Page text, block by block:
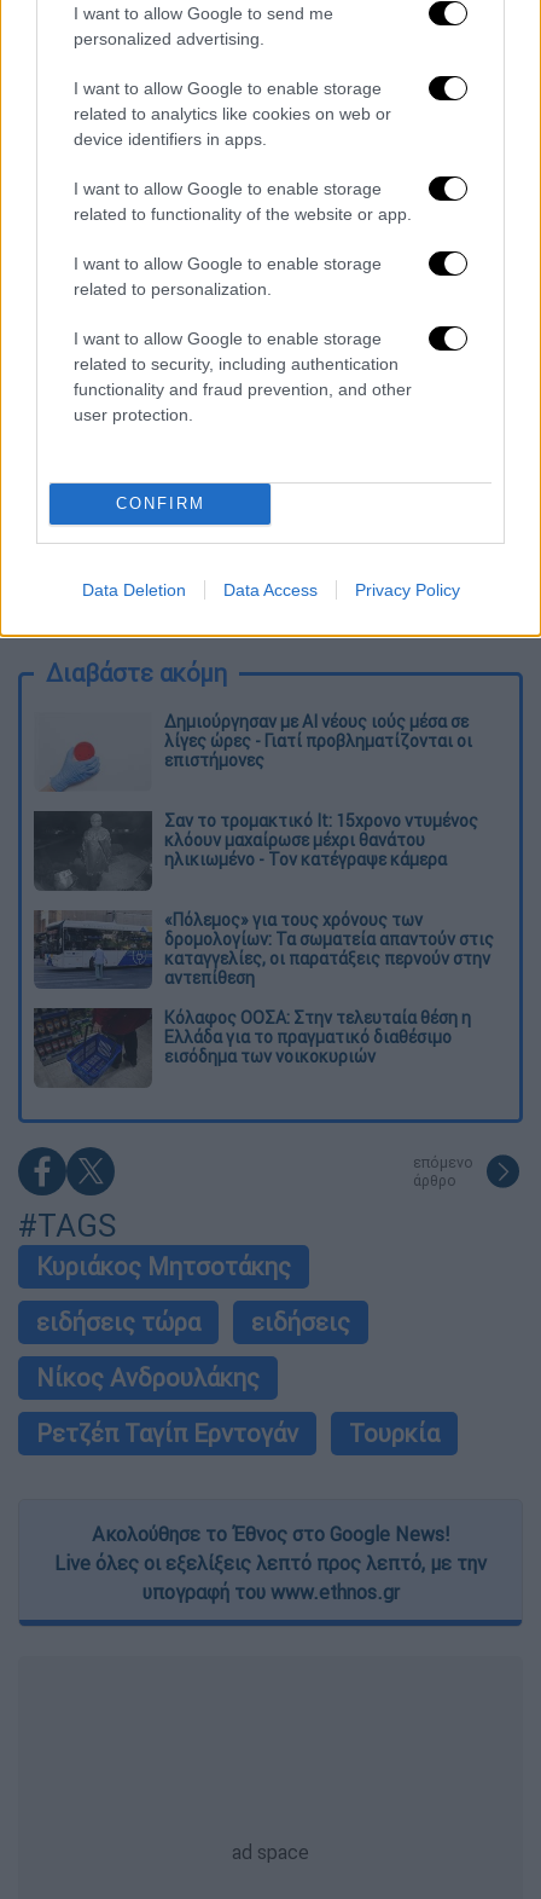
I want to allow Google to send me
personalized advertising.
I want to allow Google to enable storage
related to analytics like cookies on web or
device identifiers in apps.
I want to allow Google to enable storage
related to functionality of the website or app.
I want to allow Google to enable storage
related to personalization.
I want to allow Google to enable storage
related to security, including authentication
functionality and fraud prevention, and other
user protection.
CONFIRM
Data Deletion Data Access Privacy Policy
επιπτώσεις της μετατροπής της
Αγίας
Σοφίαςσε τζαμί». Σύμφωνα με τον κ.
Ανδρουλάκηέπρεπε πολύ νωρίτερα να
έχουμε κάνει διάβημα στηνΕυρώπη
βέβαια σε όλα τα διεθνή fora για να
προστατεύσουμε αυτά τα μνημεία της
παγκόσμιας πολιτιστικής κληρονομιάς.
διαγράφονται
καταχώρηση
Διαβάστε ακόμη
Δημιούργησαν με AI νέους ιούς μέσα σε
λίγες ώρες - Γιατί προβληματίζονται οι
επιστήμονες
Σαν το τρομακτικό It: 15χρονο ντυμένος
κλόουν μαχαίρωσε μέχρι θανάτου
ηλικιωμένο - Τον κατέγραψε κάμερα
«Πόλεμος» για τους χρόνους των
δρομολογίων: Τα σωματεία απαντούν στις
καταγγελίες, οι παρατάξεις περνούν στην
αντεπίθεση
Κόλαφος ΟΟΣΑ: Στην τελευταία θέση η
Ελλάδα για το πραγματικό διαθέσιμο
εισόδημα των νοικοκυριών
επόμενο
άρθρο
#TAGS
Κυριάκος Μητσοτάκης
ειδήσεις τώρα
ειδήσεις
Νίκος Ανδρουλάκης
Ρετζέπ Ταγίπ Ερντογάν
Τουρκία
Ακολούθησε το Έθνος στο Google News!
Live όλες οι εξελίξεις λεπτό προς λεπτό, με την
υπογραφή του www.ethnos.gr